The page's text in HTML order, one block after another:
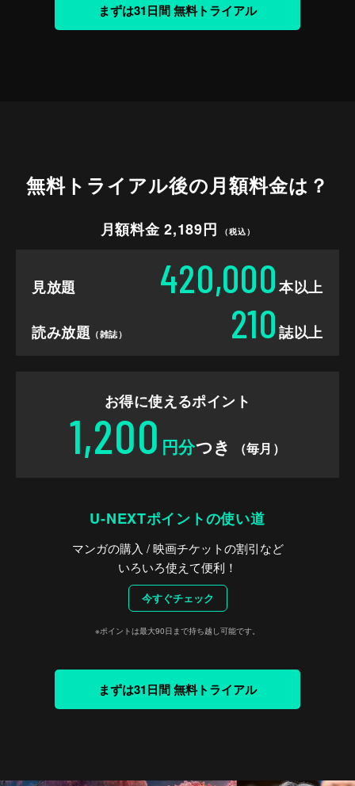
まずは31日間 無料トライアル
無料トライアル後の月額料金は？
月額料金 2,189円 （税込）
見放題 420,000 本以上
読み放題 （雑誌） 210 誌以上
お得に使えるポイント
1,200 円分つき （毎月）
U-NEXTポイントの使い道
マンガの購入 / 映画チケットの割引など
いろいろ使えて便利！
今すぐチェック
※ポイントは最大90日まで持ち越し可能です。
まずは31日間 無料トライアル